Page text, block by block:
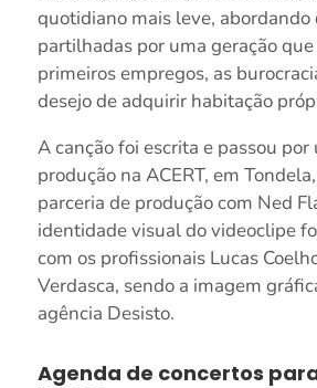
quotidiano mais leve, abordando
partilhadas por uma geração
primeiros empregos, as
desejo de adquirir habitação
A canção foi escrita e passou
produção na ACERT, em
parceria de produção com Ned
identidade visual do videoclipe
com os profissionais Lucas
Verdasca, sendo a imagem
agência Desisto.
Agenda de concertos